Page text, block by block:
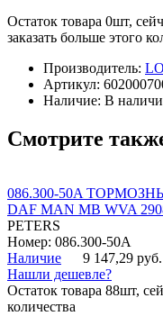
Остаток товара 0шт,
заказать больше этого
Производитель:
Артикул:
Наличие: В
Смотрите
086.300-50A
DAF MAN MB WVA
PETERS
Номер: 086.300-50A
Наличие
9 147,29 руб.
Нашли дешевле?
Остаток товара 88шт,
количества